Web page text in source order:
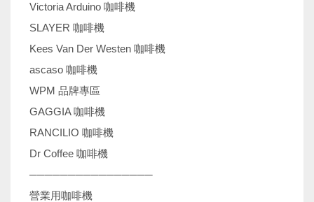
Victoria Arduino 咖啡機
SLAYER 咖啡機
Kees Van Der Westen 咖啡機
ascaso 咖啡機
WPM 品牌專區
GAGGIA 咖啡機
RANCILIO 咖啡機
Dr Coffee 咖啡機
────────────────
營業用咖啡機